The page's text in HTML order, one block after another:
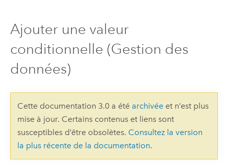
Ajouter une valeur
conditionnelle (Gestion des
données)
Cette documentation 3.0 a été archivéeet n’est plus
mise à jour. Certains contenus et liens sont
susceptibles d’être obsolètes. Consultez la version
la plus récente de la documentation.